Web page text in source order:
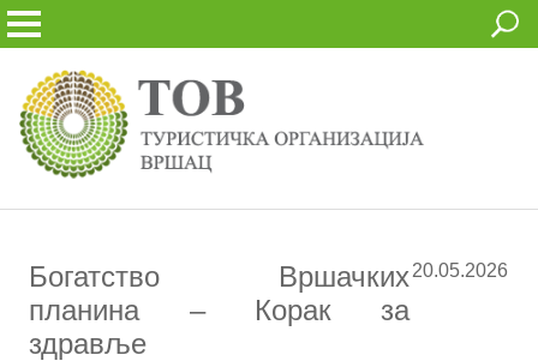
Богатство Вршачких
планина – Корак за
здравље
20.05.2026